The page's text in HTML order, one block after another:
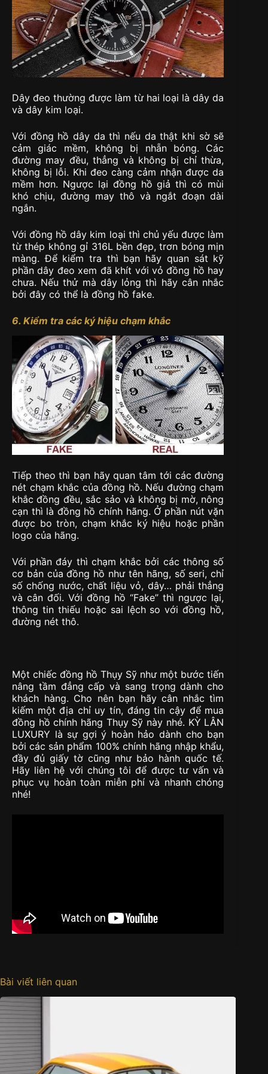
Dây đeo thường được làm từ hai loại là dây da
và dây kim loại.
Với đồng hồ dây da thì nếu da thật khi sờ sẽ
cảm giác mềm, không bị nhẵn bóng. Các
đường may đều, thẳng và không bị chỉ thừa,
không bị lỗi. Khi đeo càng cảm nhận được da
mềm hơn. Ngược lại đồng hồ giả thì có mùi
khó chịu, đường may thô và ngắt đoạn dài
ngắn.
Với đồng hồ dây kim loại thì chủ yếu được làm
từ thép không gỉ 316L bền đẹp, trơn bóng mịn
màng. Để kiểm tra thì bạn hãy quan sát kỹ
phần dây đeo xem đã khít với vỏ đồng hồ hay
chưa. Nếu thử mà dây lỏng thì hãy cân nhắc
bởi đây có thể là đồng hồ fake.
6. Kiểm tra các ký hiệu chạm khắc
Tiếp theo thì bạn hãy quan tâm tới các đường
nét chạm khắc của đồng hồ. Nếu đường chạm
khắc đồng đều, sắc sảo và không bị mờ, nông
cạn thì là đồng hồ chính hãng. Ở phần nút vặn
được bo tròn, chạm khắc ký hiệu hoặc phần
logo của hãng.
Với phần đáy thì chạm khắc bởi các thông số
cơ bản của đồng hồ như tên hãng, số seri, chỉ
số chống nước, chất liệu vỏ, dây… phải thẳng
và cân đối. Với đồng hồ “Fake” thì ngược lại,
thông tin thiếu hoặc sai lệch so với đồng hồ,
đường nét thô.
Một chiếc đồng hồ Thụy Sỹ như một bước tiến
nâng tầm đẳng cấp và sang trọng dành cho
khách hàng. Cho nên bạn hãy cân nhắc tìm
kiếm một địa chỉ uy tín, đáng tin cậy để mua
đồng hồ chính hãng Thụy Sỹ này nhé. KỲ LÂN
LUXURY là sự gợi ý hoàn hảo dành cho bạn
bởi các sản phẩm 100% chính hãng nhập khẩu,
đầy đủ giấy tờ cũng như bảo hành quốc tế.
Hãy liên hệ với chúng tôi để được tư vấn và
phục vụ hoàn toàn miễn phí và nhanh chóng
nhé!
Bài viết liên quan